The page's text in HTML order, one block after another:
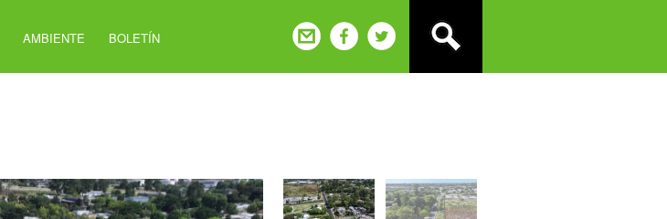
AMBIENTE BOLETÍN